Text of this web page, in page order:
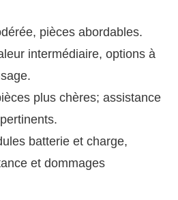
pièces abordables.
intermédiaire, options à
plus chères; assistance
batterie et charge,
et dommages